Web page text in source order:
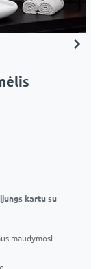
kartu su
maudymosi
maudymosi